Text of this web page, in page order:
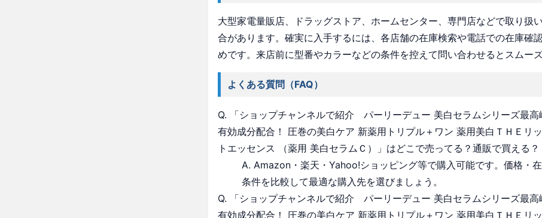
大型家電量販店、ドラッグストア、ホームセンター、専門店などで取り扱
合があります。確実に入手するには、各店舗の在庫検索や電話での在庫確
めです。来店前に型番やカラーなどの条件を控えて問い合わせるとスムーズ
よくある質問（FAQ）
Q. 「ショップチャンネルで紹介 パーリーデュー 美白セラムシリーズ最高
有効成分配合！ 圧巻の美白ケア 新薬用トリプル＋ワン 薬用美白ＴＨＥリ
トエッセンス （薬用 美白セラムＣ）」はどこで売ってる？通販で買える？
A. Amazon・楽天・Yahoo!ショッピング等で購入可能です。価格・
条件を比較して最適な購入先を選びましょう。
Q. 「ショップチャンネルで紹介 パーリーデュー 美白セラムシリーズ最高
有効成分配合！ 圧巻の美白ケア 新薬用トリプル＋ワン 薬用美白ＴＨＥリ